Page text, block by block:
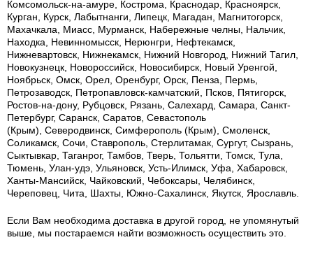
Комсомольск-на-амуре, Кострома, Краснодар, Красноярск,
Курган, Курск, Лабытнанги, Липецк, Магадан, Магнитогорск,
Махачкала, Миасс, Мурманск, Набережные челны, Нальчик,
Находка, Невинномысск, Нерюнгри, Нефтекамск,
Нижневартовск, Нижнекамск, Нижний Новгород, Нижний Тагил,
Новокузнецк, Новороссийск, Новосибирск, Новый Уренгой,
Ноябрьск, Омск, Орел, Оренбург, Орск, Пенза, Пермь,
Петрозаводск, Петропавловск-камчатский, Псков, Пятигорск,
Ростов-на-дону, Рубцовск, Рязань, Салехард, Самара, Санкт-
Петербург, Саранск, Саратов, Севастополь
(Крым), Северодвинск, Симферополь (Крым), Смоленск,
Соликамск, Сочи, Ставрополь, Стерлитамак, Сургут, Сызрань,
Сыктывкар, Таганрог, Тамбов, Тверь, Тольятти, Томск, Тула,
Тюмень, Улан-удэ, Ульяновск, Усть-Илимск, Уфа, Хабаровск,
Ханты-Мансийск, Чайковский, Чебоксары, Челябинск,
Череповец, Чита, Шахты, Южно-Сахалинск, Якутск, Ярославль.
Если Вам необходима доставка в другой город, не упомянутый
выше, мы постараемся найти возможность осуществить это.